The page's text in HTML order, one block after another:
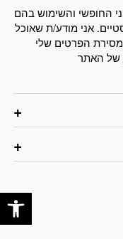
החופשי והשימוש בהם
אני מודע/ת שאוכל
הפרטים שלי
של האתר